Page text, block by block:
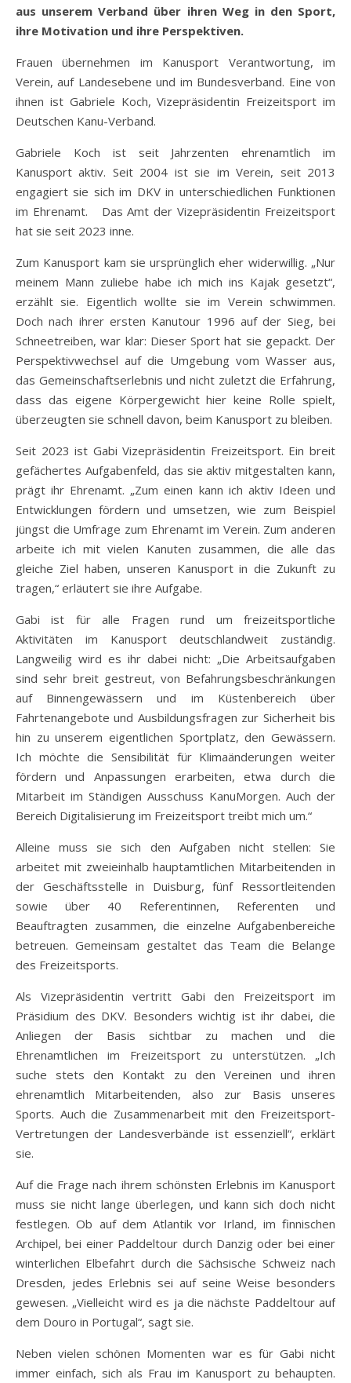
aus unserem Verband über ihren Weg in den Sport,
ihre Motivation und ihre Perspektiven.
Frauen übernehmen im Kanusport Verantwortung, im
Verein, auf Landesebene und im Bundesverband. Eine von
ihnen ist Gabriele Koch, Vizepräsidentin Freizeitsport im
Deutschen Kanu-Verband.
Gabriele Koch ist seit Jahrzenten ehrenamtlich im
Kanusport aktiv. Seit 2004 ist sie im Verein, seit 2013
engagiert sie sich im DKV in unterschiedlichen Funktionen
im Ehrenamt. Das Amt der Vizepräsidentin Freizeitsport
hat sie seit 2023 inne.
Zum Kanusport kam sie ursprünglich eher widerwillig. „Nur
meinem Mann zuliebe habe ich mich ins Kajak gesetzt“,
erzählt sie. Eigentlich wollte sie im Verein schwimmen.
Doch nach ihrer ersten Kanutour 1996 auf der Sieg, bei
Schneetreiben, war klar: Dieser Sport hat sie gepackt. Der
Perspektivwechsel auf die Umgebung vom Wasser aus,
das Gemeinschaftserlebnis und nicht zuletzt die Erfahrung,
dass das eigene Körpergewicht hier keine Rolle spielt,
überzeugten sie schnell davon, beim Kanusport zu bleiben.
Seit 2023 ist Gabi Vizepräsidentin Freizeitsport. Ein breit
gefächertes Aufgabenfeld, das sie aktiv mitgestalten kann,
prägt ihr Ehrenamt. „Zum einen kann ich aktiv Ideen und
Entwicklungen fördern und umsetzen, wie zum Beispiel
jüngst die Umfrage zum Ehrenamt im Verein. Zum anderen
arbeite ich mit vielen Kanuten zusammen, die alle das
gleiche Ziel haben, unseren Kanusport in die Zukunft zu
tragen,“ erläutert sie ihre Aufgabe.
Gabi ist für alle Fragen rund um freizeitsportliche
Aktivitäten im Kanusport deutschlandweit zuständig.
Langweilig wird es ihr dabei nicht: „Die Arbeitsaufgaben
sind sehr breit gestreut, von Befahrungsbeschränkungen
auf Binnengewässern und im Küstenbereich über
Fahrtenangebote und Ausbildungsfragen zur Sicherheit bis
hin zu unserem eigentlichen Sportplatz, den Gewässern.
Ich möchte die Sensibilität für Klimaänderungen weiter
fördern und Anpassungen erarbeiten, etwa durch die
Mitarbeit im Ständigen Ausschuss KanuMorgen. Auch der
Bereich Digitalisierung im Freizeitsport treibt mich um.“
Alleine muss sie sich den Aufgaben nicht stellen: Sie
arbeitet mit zweieinhalb hauptamtlichen Mitarbeitenden in
der Geschäftsstelle in Duisburg, fünf Ressortleitenden
sowie über 40 Referentinnen, Referenten und
Beauftragten zusammen, die einzelne Aufgabenbereiche
betreuen. Gemeinsam gestaltet das Team die Belange
des Freizeitsports.
Als Vizepräsidentin vertritt Gabi den Freizeitsport im
Präsidium des DKV. Besonders wichtig ist ihr dabei, die
Anliegen der Basis sichtbar zu machen und die
Ehrenamtlichen im Freizeitsport zu unterstützen. „Ich
suche stets den Kontakt zu den Vereinen und ihren
ehrenamtlich Mitarbeitenden, also zur Basis unseres
Sports. Auch die Zusammenarbeit mit den Freizeitsport-
Vertretungen der Landesverbände ist essenziell“, erklärt
sie.
Auf die Frage nach ihrem schönsten Erlebnis im Kanusport
muss sie nicht lange überlegen, und kann sich doch nicht
festlegen. Ob auf dem Atlantik vor Irland, im finnischen
Archipel, bei einer Paddeltour durch Danzig oder bei einer
winterlichen Elbefahrt durch die Sächsische Schweiz nach
Dresden, jedes Erlebnis sei auf seine Weise besonders
gewesen. „Vielleicht wird es ja die nächste Paddeltour auf
dem Douro in Portugal“, sagt sie.
Neben vielen schönen Momenten war es für Gabi nicht
immer einfach, sich als Frau im Kanusport zu behaupten.